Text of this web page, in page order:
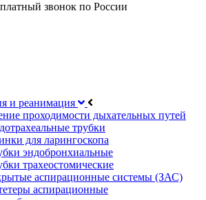
звонок по России
и реанимация
проходимости дыхательных путей
трубки
для ларингоскопа
эндобронхиальные
трахеостомические
аспирационные системы (ЗАС)
аспирационные